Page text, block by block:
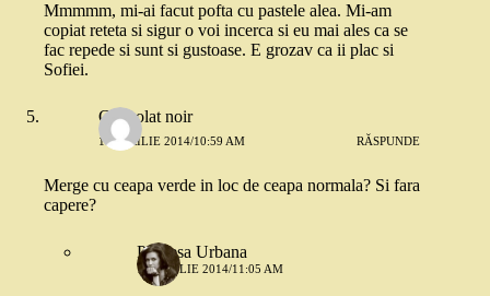
Mmmmm, mi-ai facut pofta cu pastele alea. Mi-am
copiat reteta si sigur o voi incerca si eu mai ales ca se
fac repede si sunt si gustoase. E grozav ca ii plac si
Sofiei.
Chocolat noir
11 APRILIE 2014/10:59 AM RĂSPUNDE
Merge cu ceapa verde in loc de ceapa normala? Si fara
capere?
Printesa Urbana
11 APRILIE 2014/11:05 AM